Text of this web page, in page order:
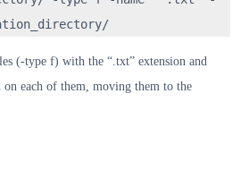
(-type f) with the “.txt” extension and
on each of them, moving them to the